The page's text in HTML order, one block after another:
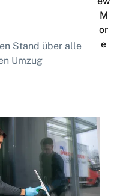
Stand über alle
Umzug
M
or
e